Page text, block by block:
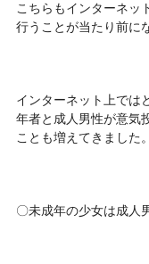
こちらもインターネッ
行うことが当たり前に
インターネット上では
年者と成人男性が意気
ことも増えてきました。
〇未成年の少女は成人